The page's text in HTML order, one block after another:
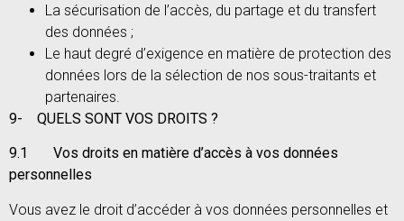
La sécurisation de l’accès, du partage et du transfert
des données ;
Le haut degré d’exigence en matière de protection des
données lors de la sélection de nos sous-traitants et
partenaires.
9-
QUELS SONT VOS DROITS ?
9.1 Vos droits en matière d’accès à vos données
personnelles
Vous avez le droit d’accéder à vos données personnelles et